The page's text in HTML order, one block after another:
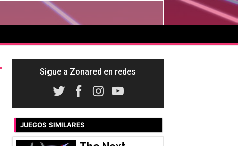
Sigue a Zonared en redes
JUEGOS SIMILARES